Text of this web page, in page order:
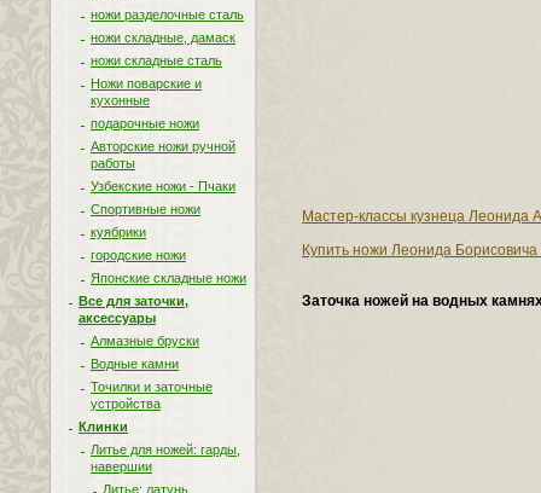
ножи разделочные сталь
ножи складные, дамаск
ножи складные сталь
Ножи поварские и
кухонные
подарочные ножи
Авторские ножи ручной
работы
Узбекские ножи - Пчаки
Спортивные ножи
куябрики
городские ножи
Японские складные ножи
Все для заточки,
аксессуары
Алмазные бруски
Водные камни
Точилки и заточные
устройства
Клинки
Литье для ножей: гарды,
навершии
Литье: латунь
Мастер-классы кузнеца Леонида
Купить ножи Леонида Борисовича
Заточка ножей на водных